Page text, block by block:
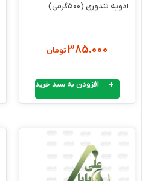
ادویه تندوری (500گرمی)
385.000تومان
افزودن به سبد خرید